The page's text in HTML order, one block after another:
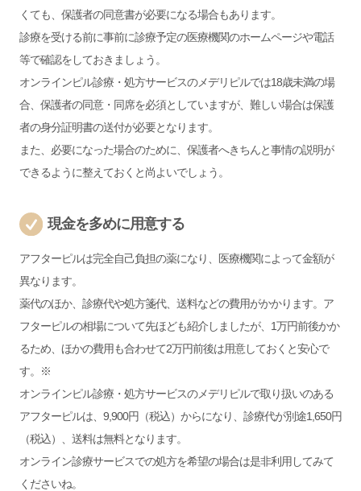
くても、保護者の同意書が必要になる場合もあります。
診療を受ける前に事前に診療予定の医療機関のホームページや電話
等で確認をしておきましょう。
オンラインピル診療・処方サービスのメデリピルでは18歳未満の場
合、保護者の同意・同席を必須としていますが、難しい場合は保護
者の身分証明書の送付が必要となります。
また、必要になった場合のために、保護者へきちんと事情の説明が
できるように整えておくと尚よいでしょう。
現金を多めに用意する
アフターピルは完全自己負担の薬になり、医療機関によって金額が
異なります。
薬代のほか、診療代や処方箋代、送料などの費用がかかります。ア
フターピルの相場について先ほども紹介しましたが、1万円前後かか
るため、ほかの費用も合わせて2万円前後は用意しておくと安心で
す。※
オンラインピル診療・処方サービスのメデリピルで取り扱いのある
アフターピルは、9,900円（税込）からになり、診療代が別途1,650円
（税込）、送料は無料となります。
オンライン診療サービスでの処方を希望の場合は是非利用してみて
くださいね。